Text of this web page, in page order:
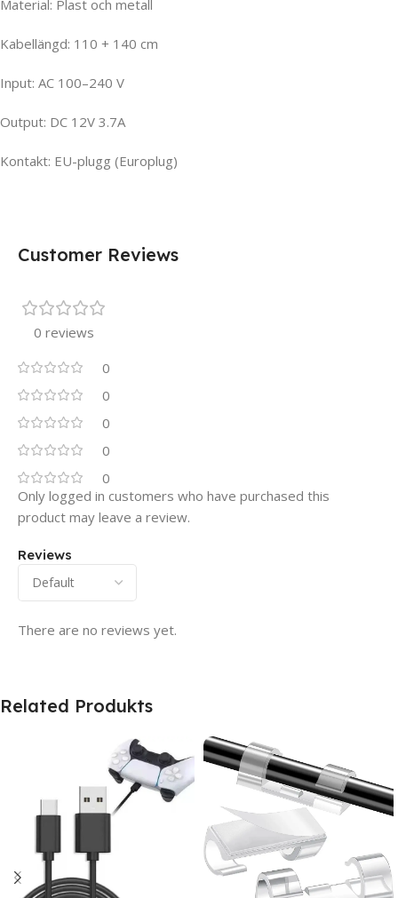
Material: Plast och metall
Kabellängd: 110 + 140 cm
Input: AC 100–240 V
Output: DC 12V 3.7A
Kontakt: EU-plugg (Europlug)
Customer Reviews
0 reviews
0
0
0
0
0
Reviews
There are no reviews yet.
Only logged in customers who have purchased this
product may leave a review.
Related Produkts